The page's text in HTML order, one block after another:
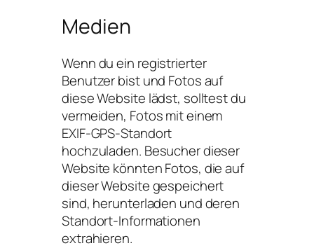
Medien
Wenn du ein registrierter
Benutzer bist und Fotos auf
diese Website lädst, solltest du
vermeiden, Fotos mit einem
EXIF-GPS-Standort
hochzuladen. Besucher dieser
Website könnten Fotos, die auf
dieser Website gespeichert
sind, herunterladen und deren
Standort-Informationen
extrahieren.